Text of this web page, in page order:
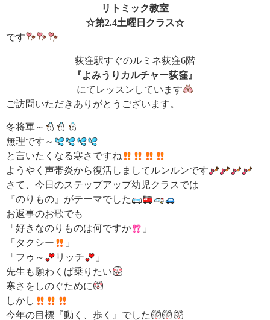
リトミック教室
☆第2.4土曜日クラス☆
です
荻窪駅すぐのルミネ荻窪6階
『よみうりカルチャー荻窪』
にてレッスンしています
ご訪問いただきありがとうございます。
冬将軍～
無理です～
と言いたくなる寒さですね
ようやく声帯炎から復活しましてルンルンです
さて、今日のステップアップ幼児クラスでは
『のりもの』がテーマでした
お返事のお歌でも
「好きなのりものは何ですか
」
「タクシー
」
「フゥ～
リッチ
」
先生も願わくば乗りたい
寒さをしのぐために
しかし
今年の目標『動く、歩く』でした